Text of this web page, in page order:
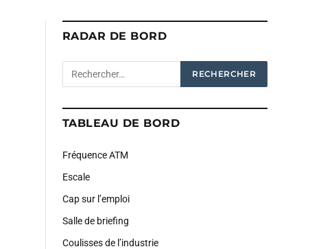
RADAR DE BORD
TABLEAU DE BORD
Fréquence ATM
Escale
Cap sur l’emploi
Salle de briefing
Coulisses de l’industrie